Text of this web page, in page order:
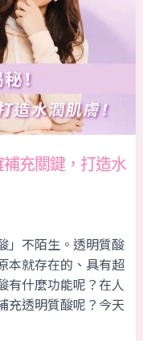
充關鍵，打造水
」不陌生。透明質酸
本就存在的、具有超
有什麼功能呢？在人
充透明質酸呢？今天